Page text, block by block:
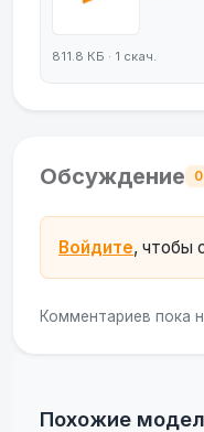
811.8 КБ · 1 скач.
Обсуждение 0
Войдите, чтобы
Комментариев пока
Похожие